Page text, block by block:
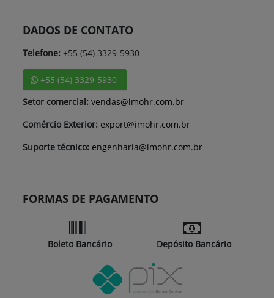
DADOS DE CONTATO
Telefone: +55 (54) 3329-5930
+55 (54) 3329-5930
Setor comercial: vendas@imohr.com.br
Comércio Exterior: export@imohr.com.br
Suporte técnico: engenharia@imohr.com.br
FORMAS DE PAGAMENTO
Boleto Bancário Depósito Bancário